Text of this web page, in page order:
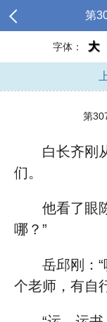
第
字体： 大
第
白长齐刚
们。
他看了眼
哪？”
岳邱刚：
个老师，有自